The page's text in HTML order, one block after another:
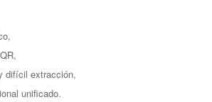
difícil extracción,
unificado.